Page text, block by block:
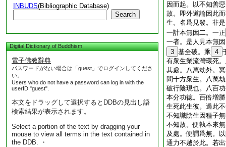
INBUDS(Bibliographic Database)
Search
Digital Dictionary of Buddhism
電子佛教辭典
パスワードがない場合は「guest」でログインしてくださ
い。
Users who do not have a password can log in with the
userID "guest".
本文をドラッグして選択するとDDBの見出し語
検索結果が表示されます。
Select a portion of the text by dragging your
mouse to view all terms in the text contained in
the DDB. ・
因而起。以不知善
故。即外道論因此
生。名爲見發。非
一計本無因二。一正
一者。是人見本無
3 基全破。乘 4
有衆生業流灣環死
其處。八萬劫外。
間十方衆生。八萬
破行陰現也。八百
本分功徳。百倍増
生死此生彼。過此
不知識陰生因種子
不知故。便執本來
及處。便謂爲無。
通力不越於此。若